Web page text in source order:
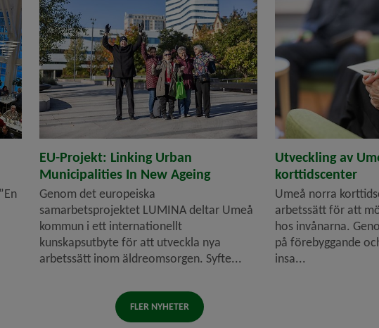
EU-Projekt: Linking Urban
Municipalities In New Ageing
Genom det europeiska
samarbetsprojektet LUMINA deltar Umeå
kommun i ett internationellt
kunskapsutbyte för att utveckla nya
arbetssätt inom äldreomsorgen. Syfte...
Utveckling av
korttidscenter
Umeå norra
arbetssätt för att
hos invånarna.
på förebyggande
insa...
FLER NYHETER